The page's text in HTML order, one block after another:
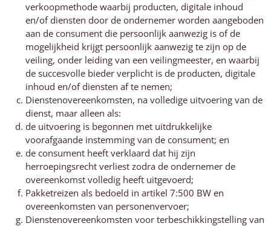
verkoopmethode waarbij producten, digitale inhoud
en/of diensten door de ondernemer worden aangeboden
aan de consument die persoonlijk aanwezig is of de
mogelijkheid krijgt persoonlijk aanwezig te zijn op de
veiling, onder leiding van een veilingmeester, en waarbij
de succesvolle bieder verplicht is de producten, digitale
inhoud en/of diensten af te nemen;
Dienstenovereenkomsten, na volledige uitvoering van de
dienst, maar alleen als:
de uitvoering is begonnen met uitdrukkelijke
voorafgaande instemming van de consument; en
de consument heeft verklaard dat hij zijn
herroepingsrecht verliest zodra de ondernemer de
overeenkomst volledig heeft uitgevoerd;
Pakketreizen als bedoeld in artikel 7:500 BW en
overeenkomsten van personenvervoer;
Dienstenovereenkomsten voor terbeschikkingstelling van